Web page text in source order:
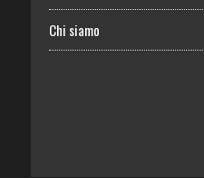
Chi siamo